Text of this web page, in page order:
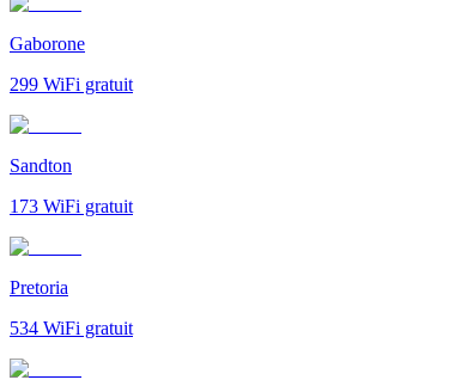
Gaborone
299 WiFi gratuit
Sandton
173 WiFi gratuit
Pretoria
534 WiFi gratuit